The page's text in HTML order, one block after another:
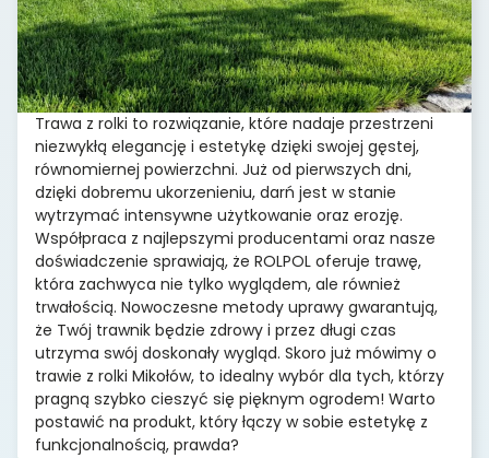
Trawa z rolki to rozwiązanie, które nadaje przestrzeni
niezwykłą elegancję i estetykę dzięki swojej gęstej,
równomiernej powierzchni. Już od pierwszych dni,
dzięki dobremu ukorzenieniu, darń jest w stanie
wytrzymać intensywne użytkowanie oraz erozję.
Współpraca z najlepszymi producentami oraz nasze
doświadczenie sprawiają, że ROLPOL oferuje trawę,
która zachwyca nie tylko wyglądem, ale również
trwałością. Nowoczesne metody uprawy gwarantują,
że Twój trawnik będzie zdrowy i przez długi czas
utrzyma swój doskonały wygląd. Skoro już mówimy o
trawie z rolki Mikołów, to idealny wybór dla tych, którzy
pragną szybko cieszyć się pięknym ogrodem! Warto
postawić na produkt, który łączy w sobie estetykę z
funkcjonalnością, prawda?